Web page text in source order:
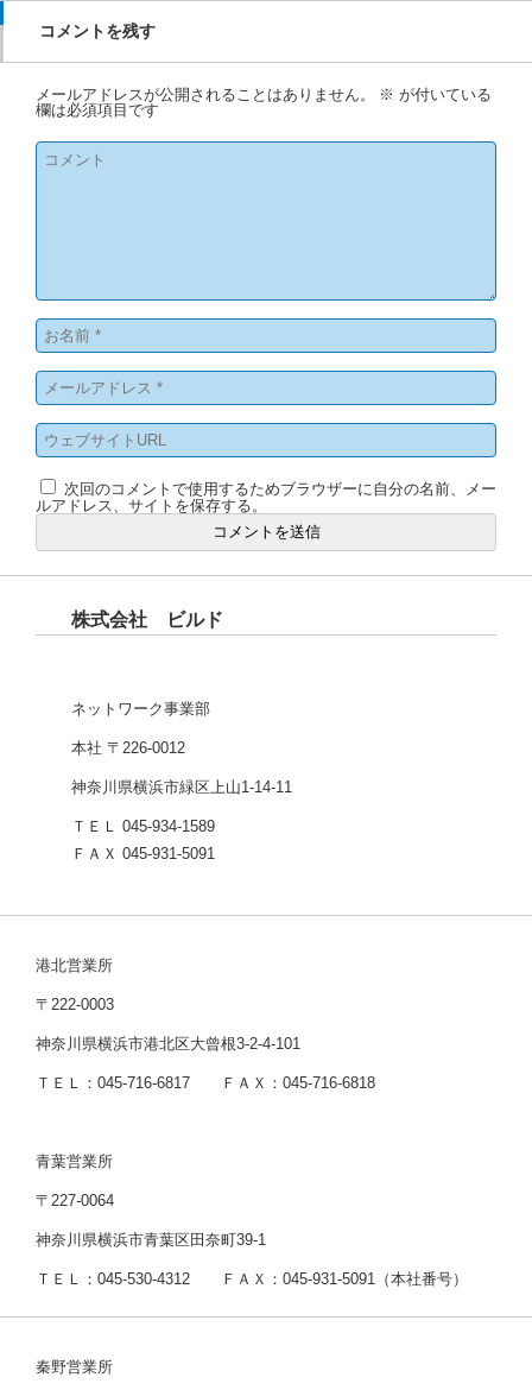
コメントを残す
メールアドレスが公開されることはありません。 ※ が付いている
欄は必須項目です
次回のコメントで使用するためブラウザーに自分の名前、メー
ルアドレス、サイトを保存する。
株式会社 ビルド
ネットワーク事業部
本社 〒226-0012
神奈川県横浜市緑区上山1-14-11
ＴＥＬ 045-934-1589
ＦＡＸ 045-931-5091
港北営業所
〒222-0003
神奈川県横浜市港北区大曾根3-2-4-101
ＴＥＬ：045-716-6817 ＦＡＸ：045-716-6818
青葉営業所
〒227-0064
神奈川県横浜市青葉区田奈町39-1
ＴＥＬ：045-530-4312 ＦＡＸ：045-931-5091（本社番号）
秦野営業所